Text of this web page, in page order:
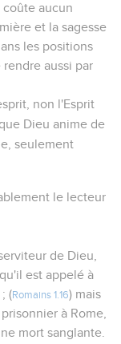
aucun
et la sagesse
les positions
aussi par
non l'Esprit
Dieu anime de
seulement
le lecteur
de Dieu,
est appelé à
(Romains 1.16) mais
à Rome,
mort sanglante.